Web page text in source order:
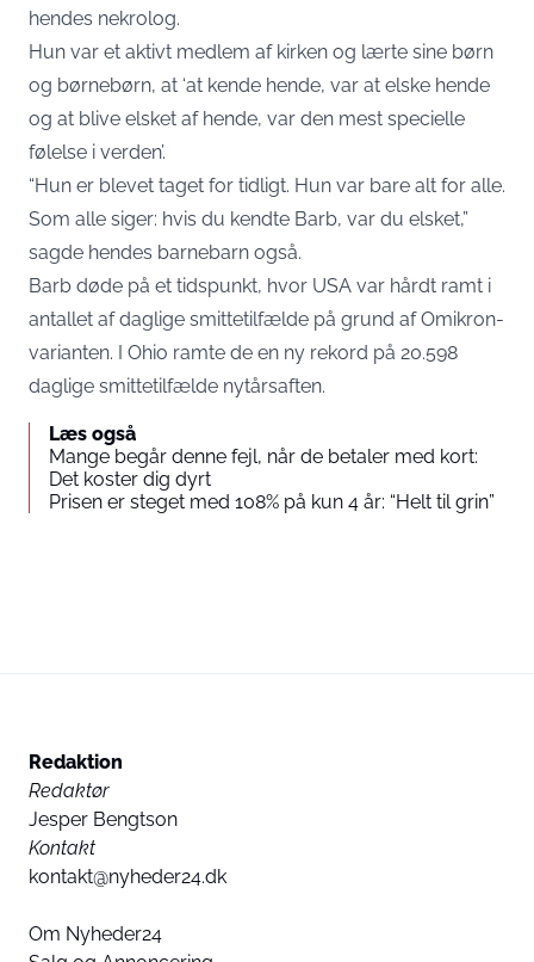
hendes nekrolog.
Hun var et aktivt medlem af kirken og lærte sine børn
og børnebørn, at ‘at kende hende, var at elske hende
og at blive elsket af hende, var den mest specielle
følelse i verden’.
“Hun er blevet taget for tidligt. Hun var bare alt for alle.
Som alle siger: hvis du kendte Barb, var du elsket,”
sagde hendes barnebarn også.
Barb døde på et tidspunkt, hvor USA var hårdt ramt i
antallet af daglige smittetilfælde på grund af Omikron-
varianten. I Ohio ramte de en ny rekord på 20.598
daglige smittetilfælde nytårsaften.
Læs også
Mange begår denne fejl, når de betaler med kort:
Det koster dig dyrt
Prisen er steget med 108% på kun 4 år: “Helt til grin”
Redaktion
Redaktør
Jesper Bengtson
Kontakt
kontakt@nyheder24.dk
Om Nyheder24